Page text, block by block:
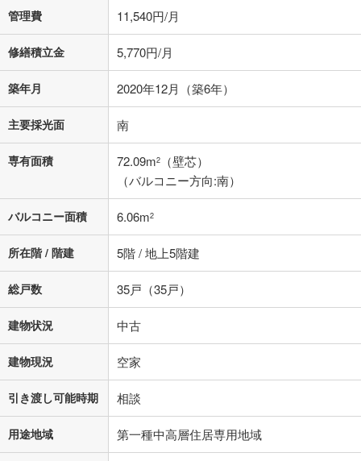
「金利」については、ご利用を予定されている金融機関等にご確認の
上、ご自身での入力をお願いいたします。初期設定で自動入力されてい
る値は、実際の金融機関等における貸出金利とは何ら関係がなく、実際
の金融機関等における貸出金利を何ら保証するものではありません。返
済方法「元利均等返済」にて算出しております。入力された金利を35年
適用した場合の計算結果を表示しています。
その他月額費用や、初期費用がかかります。ご注意ください。実際にお
す。
条件によってお借り入れができないことがあります。
不動産会社に購入相談をする
閉じる
管理費 11,540円/月
修繕積立金 5,770円/月
築年月 2020年12月（築6年）
主要採光面 南
専有面積 72.09m2
（壁芯）
（バルコニー方向:南）
バルコニー面積 6.06m2
所在階 / 階建 5階 / 地上5階建
総戸数 35戸（35戸）
建物状況 中古
建物現況 空家
引き渡し可能時期 相談
用途地域 第一種中高層住居専用地域